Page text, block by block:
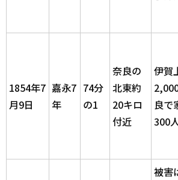
1854年7
月9日
嘉永7
年
74分
の1
奈良の
北東約
20キロ
付近
伊賀
良で
300
被害